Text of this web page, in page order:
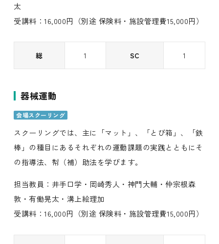
太
受講料：16,000円（別途 保険料・施設管理費15,000円）
総 1 SC 1
器械運動
会場スクーリング
スクーリングでは、主に「マット」、「とび箱」、「鉄
棒」の種目にあるそれぞれの運動課題の実践とともにそ
の指導法、幇（補）助法を学びます。
担当教員：井手口学・岡崎秀人・神門大輔・仲宗根森
敦・有働晃太・溝上絵理加
受講料：16,000円（別途 保険料・施設管理費15,000円）